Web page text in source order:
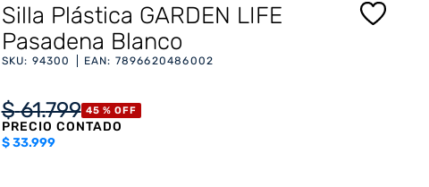
Silla Plástica GARDEN LIFE
Pasadena Blanco
SKU: 94300 EAN: 7896620486002
$ 61.799 45 % OFF
PRECIO CONTADO
$33.999